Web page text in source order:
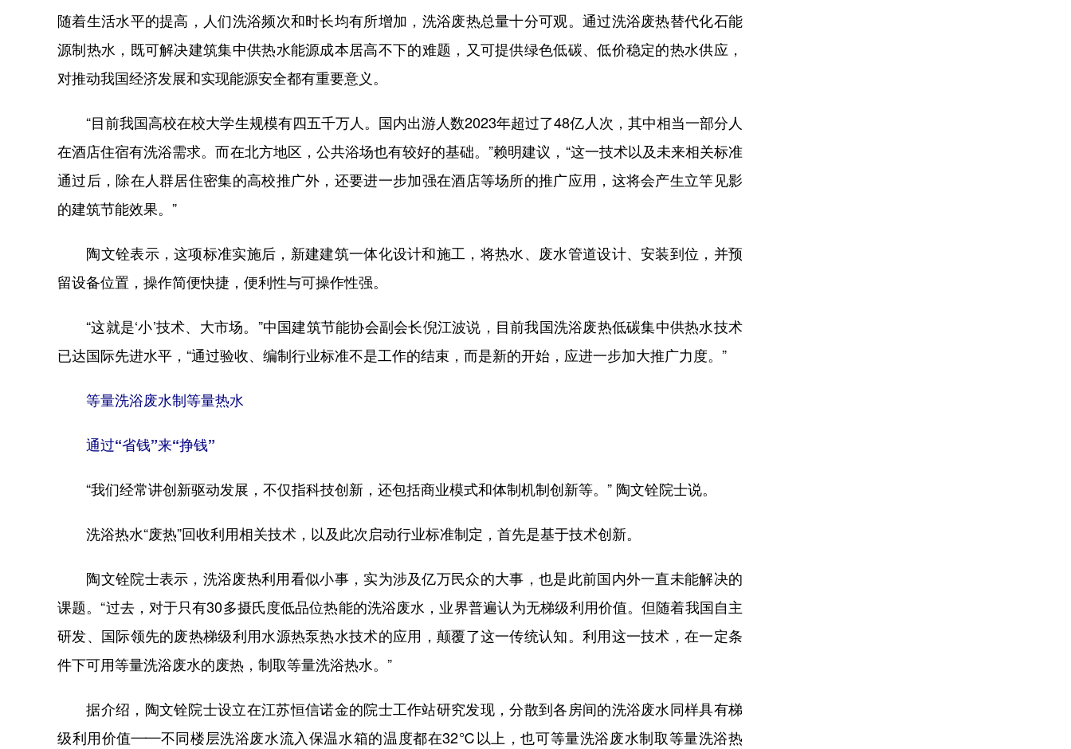
随着生活水平的提高，人们洗浴频次和时长均有所增加，洗浴废热总量十分可观。通过洗浴废热替代化石能
源制热水，既可解决建筑集中供热水能源成本居高不下的难题，又可提供绿色低碳、低价稳定的热水供应，
对推动我国经济发展和实现能源安全都有重要意义。
“目前我国高校在校大学生规模有四五千万人。国内出游人数2023年超过了48亿人次，其中相当一部分人
在酒店住宿有洗浴需求。而在北方地区，公共浴场也有较好的基础。”赖明建议，“这一技术以及未来相关标准
通过后，除在人群居住密集的高校推广外，还要进一步加强在酒店等场所的推广应用，这将会产生立竿见影
的建筑节能效果。”
陶文铨表示，这项标准实施后，新建建筑一体化设计和施工，将热水、废水管道设计、安装到位，并预
留设备位置，操作简便快捷，便利性与可操作性强。
“这就是‘小’技术、大市场。”中国建筑节能协会副会长倪江波说，目前我国洗浴废热低碳集中供热水技术
已达国际先进水平，“通过验收、编制行业标准不是工作的结束，而是新的开始，应进一步加大推广力度。”
等量洗浴废水制等量热水
通过“省钱”来“挣钱”
“我们经常讲创新驱动发展，不仅指科技创新，还包括商业模式和体制机制创新等。” 陶文铨院士说。
洗浴热水“废热”回收利用相关技术，以及此次启动行业标准制定，首先是基于技术创新。
陶文铨院士表示，洗浴废热利用看似小事，实为涉及亿万民众的大事，也是此前国内外一直未能解决的
课题。“过去，对于只有30多摄氏度低品位热能的洗浴废水，业界普遍认为无梯级利用价值。但随着我国自主
研发、国际领先的废热梯级利用水源热泵热水技术的应用，颠覆了这一传统认知。利用这一技术，在一定条
件下可用等量洗浴废水的废热，制取等量洗浴热水。”
据介绍，陶文铨院士设立在江苏恒信诺金的院士工作站研究发现，分散到各房间的洗浴废水同样具有梯
级利用价值——不同楼层洗浴废水流入保温水箱的温度都在32℃以上，也可等量洗浴废水制取等量洗浴热